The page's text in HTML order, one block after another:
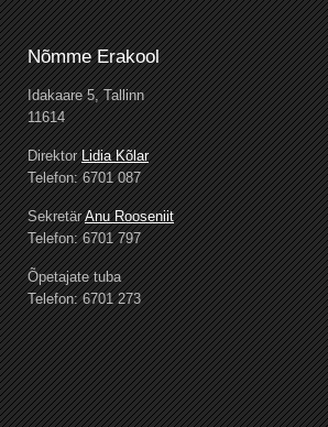
Nõmme Erakool
Idakaare 5, Tallinn
11614
DirektorLidia Kõlar
Telefon: 6701 087
SekretärAnu Rooseniit
Telefon: 6701 797
Õpetajate tuba
Telefon: 6701 273